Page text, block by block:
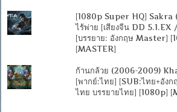
[1080p Super HQ] Sakra
ไร้พ่าย [เสียงจีน DD
[บรรยาย: อังกฤษ Master]
[MASTER]
ก้านกล้วย (2006-2009)
[พากย์:ไทย] [SUB:ไทย+อัง
ไทย บรรยายไทย] [1080p]